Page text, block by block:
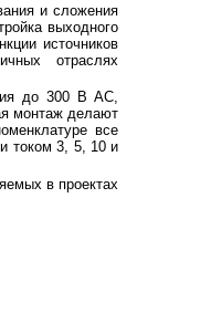
и сложения
выходного
источников
отраслях
до 300 В АС,
монтаж делают
все
током 3, 5, 10 и
в проектах